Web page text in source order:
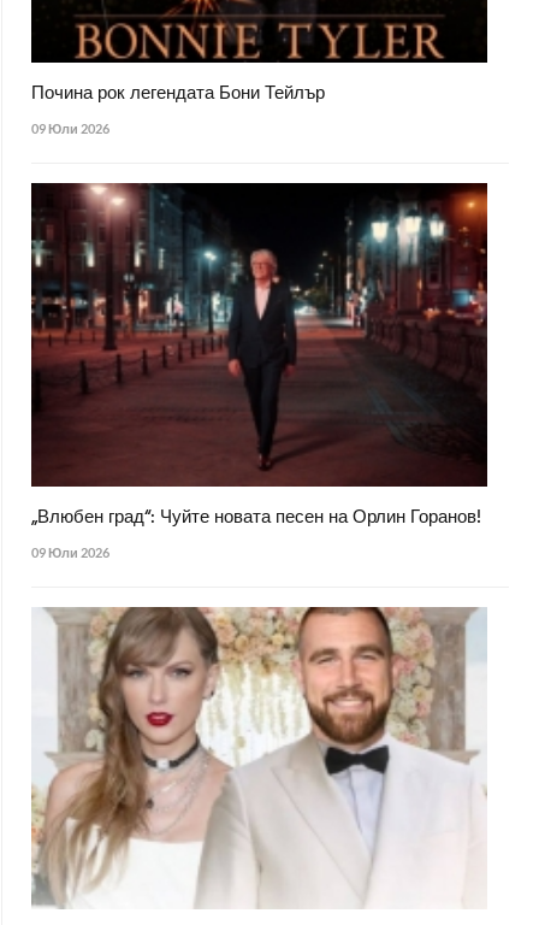
Почина рок легендата Бони Тейлър
09 Юли 2026
„Влюбен град“: Чуйте новата песен на Орлин Горанов!
09 Юли 2026